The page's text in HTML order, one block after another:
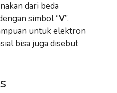
dari beda
simbol “V”.
untuk elektron
bisa juga disebut